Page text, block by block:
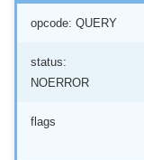
opcode: QUERY
status:
NOERROR
flags